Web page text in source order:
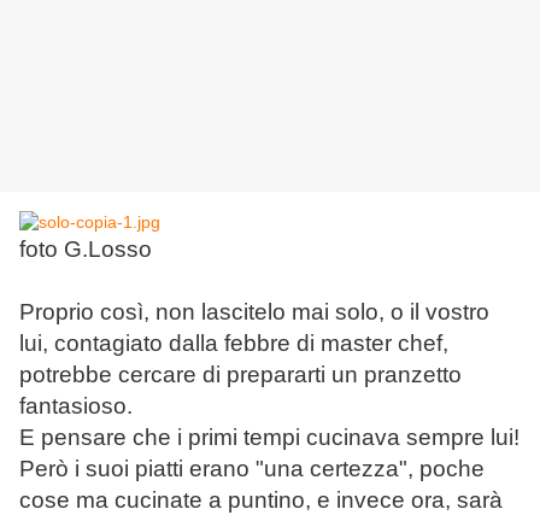
foto G.Losso
Proprio così, non lascitelo mai solo, o il vostro
lui, contagiato dalla febbre di master chef,
potrebbe cercare di prepararti un pranzetto
fantasioso.
E pensare che i primi tempi cucinava sempre lui!
Però i suoi piatti erano "una certezza", poche
cose ma cucinate a puntino, e invece ora, sarà